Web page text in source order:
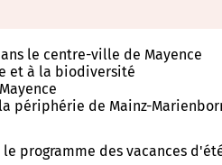
le centre-ville de Mayence
et à la biodiversité
périphérie de Mainz-
programme des vacances